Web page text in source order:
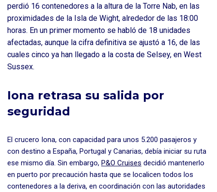
perdió 16 contenedores a la altura de la Torre Nab, en las
proximidades de la Isla de Wight, alrededor de las 18:00
horas. En un primer momento se habló de 18 unidades
afectadas, aunque la cifra definitiva se ajustó a 16, de las
cuales cinco ya han llegado a la costa de Selsey, en West
Sussex.
Iona retrasa su salida por
seguridad
El crucero Iona, con capacidad para unos 5.200 pasajeros y
con destino a España, Portugal y Canarias, debía iniciar su ruta
ese mismo día. Sin embargo, P&O Cruises decidió mantenerlo
en puerto por precaución hasta que se localicen todos los
contenedores a la deriva, en coordinación con las autoridades